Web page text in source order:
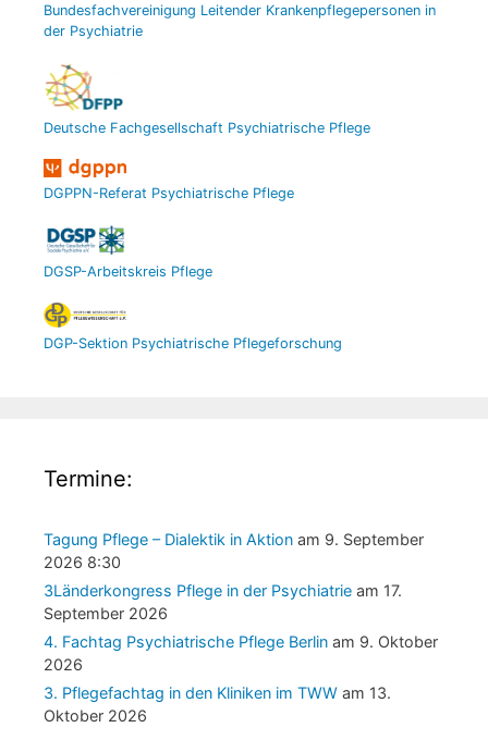
Bundesfachvereinigung Leitender Krankenpflegepersonen in
der Psychiatrie
Deutsche Fachgesellschaft Psychiatrische Pflege
DGPPN-Referat Psychiatrische Pflege
DGSP-Arbeitskreis Pflege
DGP-Sektion Psychiatrische Pflegeforschung
Termine:
Tagung Pflege – Dialektik in Aktion am 9. September
2026 8:30
3Länderkongress Pflege in der Psychiatrie am 17.
September 2026
4. Fachtag Psychiatrische Pflege Berlin am 9. Oktober
2026
3. Pflegefachtag in den Kliniken im TWW am 13.
Oktober 2026